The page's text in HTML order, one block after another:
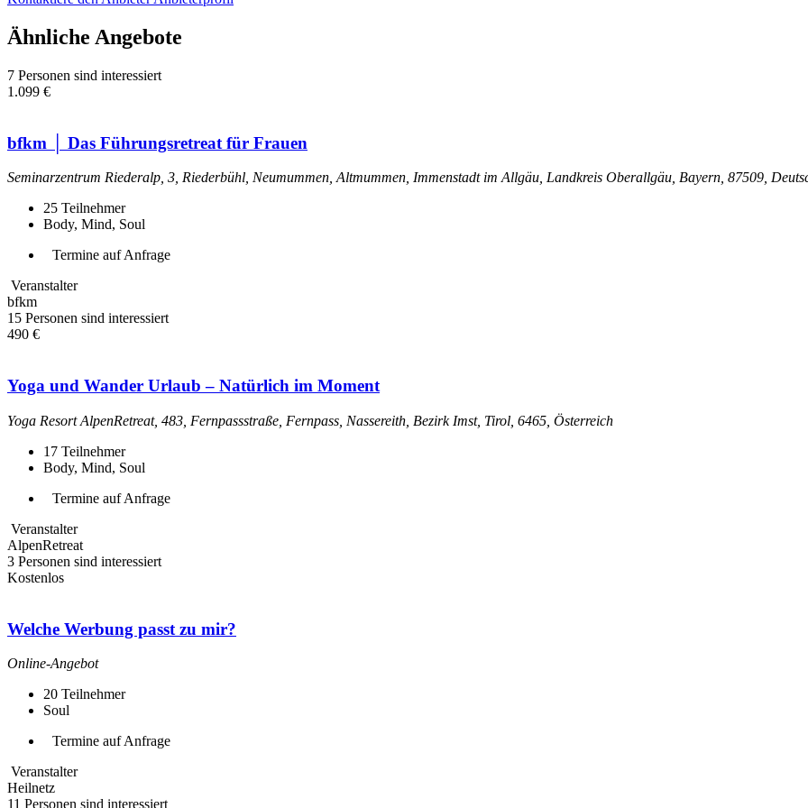
Ähnliche Angebote
7 Personen sind interessiert
1.099 €
bfkm │ Das Führungsretreat für Frauen
Seminarzentrum Riederalp, 3, Riederbühl, Neumummen, Altmummen, Immenstadt im Allgäu, Landkreis Oberallgäu, Bayern, 87509,
25 Teilnehmer
Body, Mind, Soul
Termine auf Anfrage
Veranstalter
bfkm
15 Personen sind interessiert
490 €
Yoga und Wander Urlaub – Natürlich im Moment
Yoga Resort AlpenRetreat, 483, Fernpassstraße, Fernpass, Nassereith, Bezirk Imst, Tirol, 6465, Österreich
17 Teilnehmer
Body, Mind, Soul
Termine auf Anfrage
Veranstalter
AlpenRetreat
3 Personen sind interessiert
Kostenlos
Welche Werbung passt zu mir?
Online-Angebot
20 Teilnehmer
Soul
Termine auf Anfrage
Veranstalter
Heilnetz
11 Personen sind interessiert